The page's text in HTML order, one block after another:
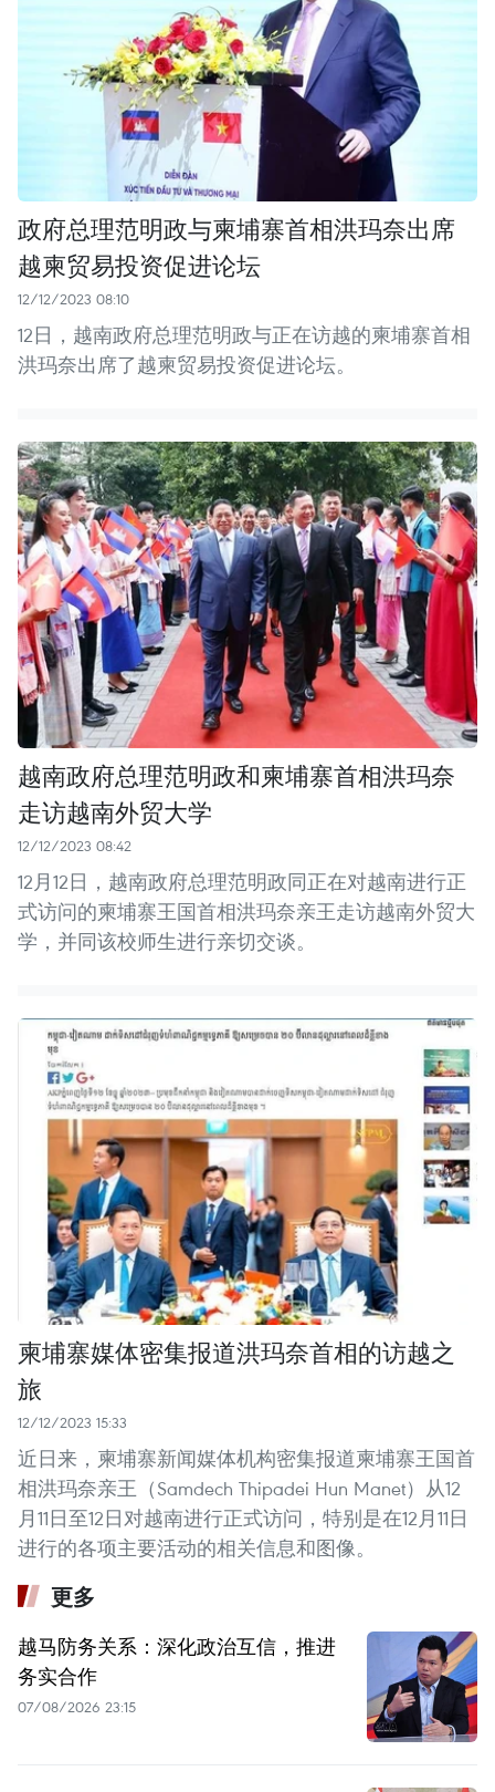
政府总理范明政与柬埔寨首相洪玛奈出席
越柬贸易投资促进论坛
12/12/2023 08:10
12日，越南政府总理范明政与正在访越的柬埔寨首相
洪玛奈出席了越柬贸易投资促进论坛。
越南政府总理范明政和柬埔寨首相洪玛奈
走访越南外贸大学
12/12/2023 08:42
12月12日，越南政府总理范明政同正在对越南进行正
式访问的柬埔寨王国首相洪玛奈亲王走访越南外贸大
学，并同该校师生进行亲切交谈。
柬埔寨媒体密集报道洪玛奈首相的访越之
旅
12/12/2023 15:33
近日来，柬埔寨新闻媒体机构密集报道柬埔寨王国首
相洪玛奈亲王（Samdech Thipadei Hun Manet）从12
月11日至12日对越南进行正式访问，特别是在12月11日
进行的各项主要活动的相关信息和图像。
更多
越马防务关系：深化政治互信，推进
务实合作
07/08/2026 23:15